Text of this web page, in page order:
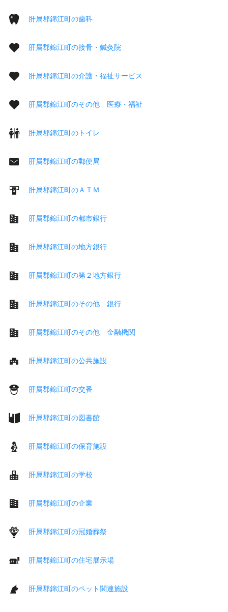
肝属郡錦江町の歯科
肝属郡錦江町の接骨・鍼灸院
肝属郡錦江町の介護・福祉サービス
肝属郡錦江町のその他 医療・福祉
肝属郡錦江町のトイレ
肝属郡錦江町の郵便局
肝属郡錦江町のＡＴＭ
肝属郡錦江町の都市銀行
肝属郡錦江町の地方銀行
肝属郡錦江町の第２地方銀行
肝属郡錦江町のその他 銀行
肝属郡錦江町のその他 金融機関
肝属郡錦江町の公共施設
肝属郡錦江町の交番
肝属郡錦江町の図書館
肝属郡錦江町の保育施設
肝属郡錦江町の学校
肝属郡錦江町の企業
肝属郡錦江町の冠婚葬祭
肝属郡錦江町の住宅展示場
肝属郡錦江町のペット関連施設